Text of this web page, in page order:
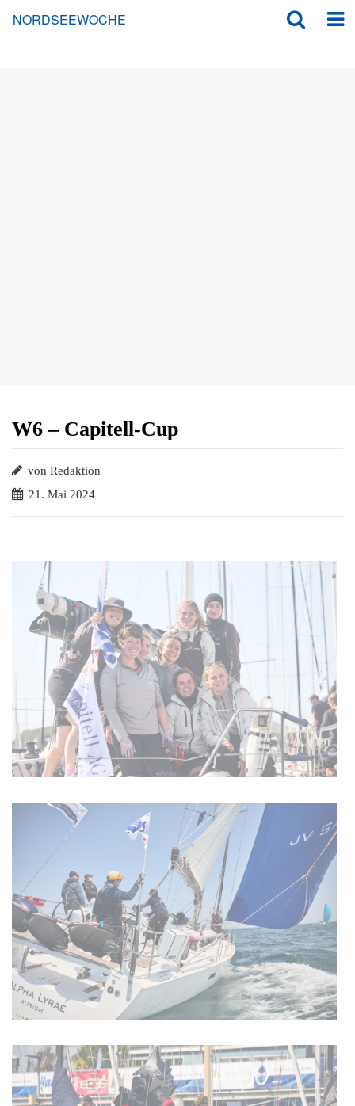
NORDSEEWOCHE
W6 – Capitell-Cup
von Redaktion
21. Mai 2024